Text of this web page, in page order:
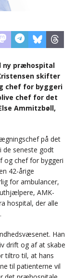
ny præhospital
skifter
chef for byggeri
chef for det
Ammitzbøll,
på det
de seneste godt
og chef for byggeri
42-årige
for ambulancer,
AMK-
hospital, der alle
Han
drift og af at skabe
tiltro til, at hans
til patienterne vil